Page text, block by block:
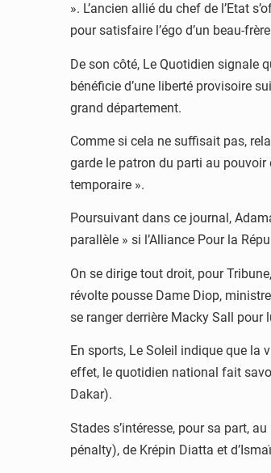
». L’ancien allié du chef de l’Etat
pour satisfaire l’égo d’un beau-
De son côté, Le Quotidien signale
bénéficie d’une liberté provisoire
grand département.
Comme si cela ne suffisait pas,
garde le patron du parti au pouvoir
temporaire ».
Poursuivant dans ce journal,
parallèle » si l’Alliance Pour la
On se dirige tout droit, pour
révolte pousse Dame Diop,
se ranger derrière Macky Sall pour
En sports, Le Soleil indique que la
effet, le quotidien national fait
Dakar).
Stades s’intéresse, pour sa part,
pénalty), de Krépin Diatta et